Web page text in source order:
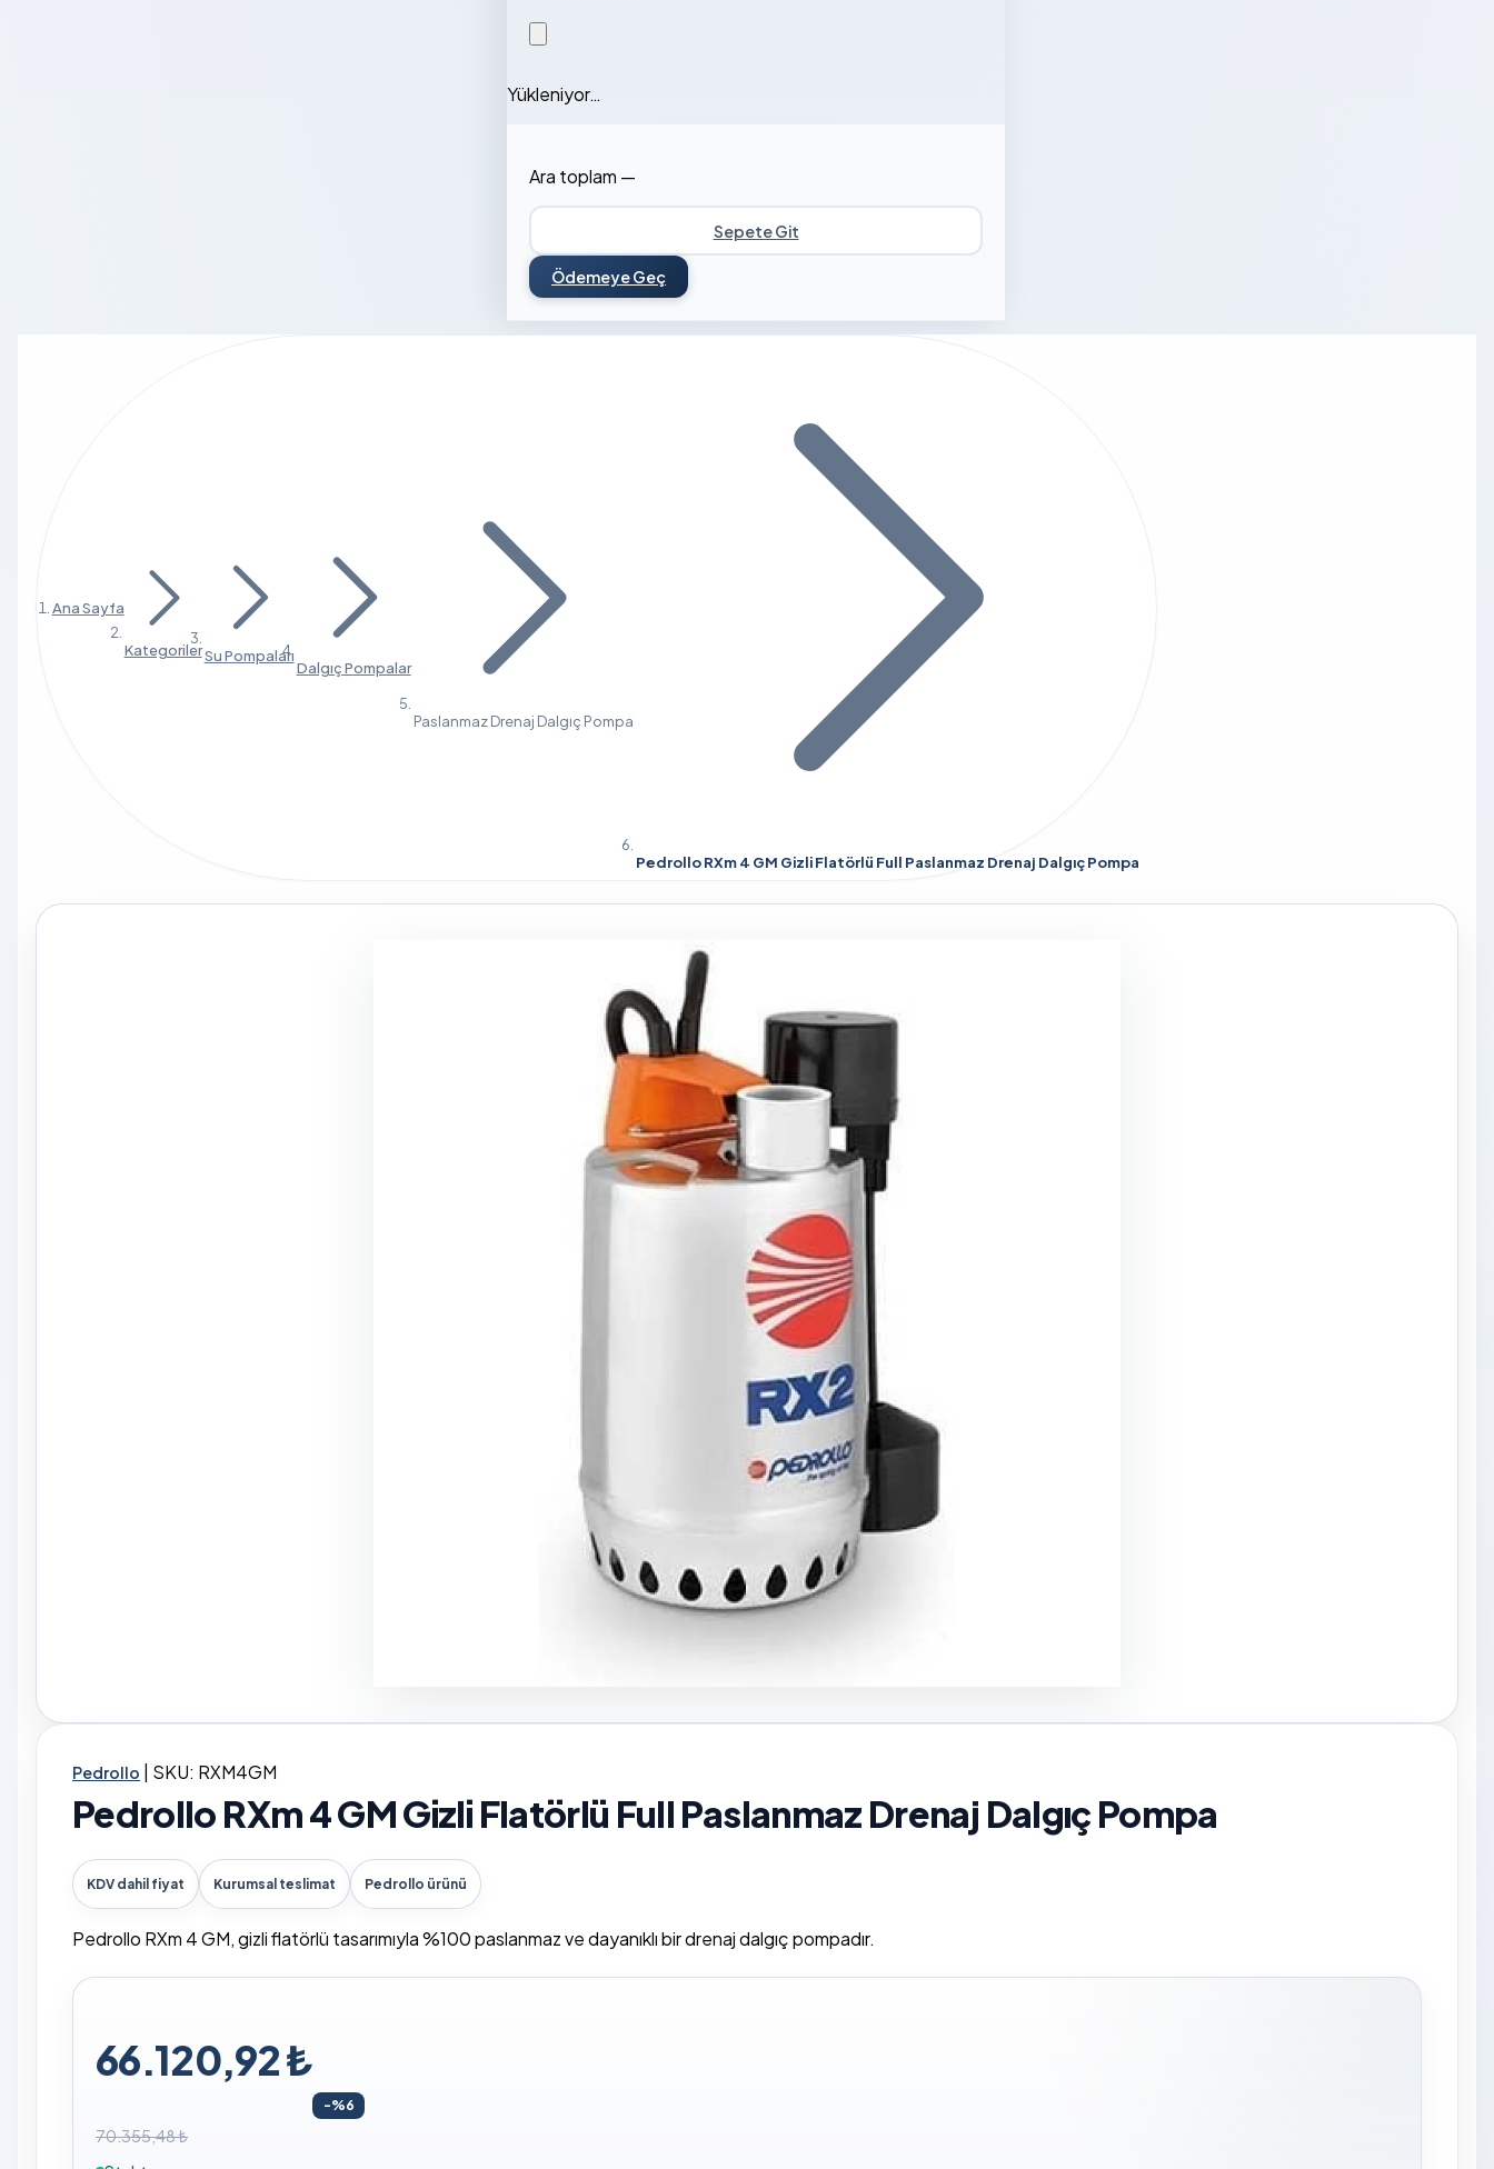
Yükleniyor…
Ara toplam —
Sepete Git
Ödemeye Geç
Ana Sayfa
KategorilerSu Pompaları
Dalgıç Pompalar
Paslanmaz Drenaj Dalgıç Pompa
Pedrollo RXm 4 GM Gizli Flatörlü Full Paslanmaz Drenaj Dalgıç Pompa
Pedrollo SKU: RXM4GM
Pedrollo RXm 4 GM Gizli Flatörlü Full Paslanmaz Drenaj Dalgıç Pompa
KDV dahil fiyat Kurumsal teslimat Pedrollo ürünü
Pedrollo RXm 4 GM, gizli flatörlü tasarımıyla %100 paslanmaz ve dayanıklı bir drenaj dalgıç pompadır.
66.120,92 ₺
-%6
70.355,48 ₺